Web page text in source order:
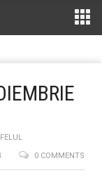
0 COMMENTS